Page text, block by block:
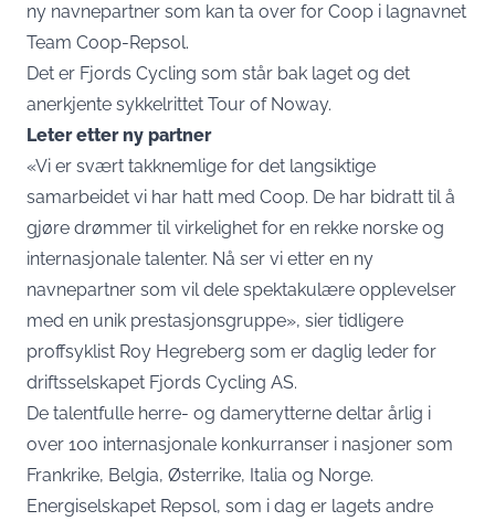
ny navnepartner som kan ta over for Coop i lagnavnet
Team Coop-Repsol.
Det er Fjords Cycling som står bak laget og det
anerkjente sykkelrittet Tour of Noway.
Leter etter ny partner
«Vi er svært takknemlige for det langsiktige
samarbeidet vi har hatt med Coop. De har bidratt til å
gjøre drømmer til virkelighet for en rekke norske og
internasjonale talenter. Nå ser vi etter en ny
navnepartner som vil dele spektakulære opplevelser
med en unik prestasjonsgruppe», sier t​idligere
proffsyklist Roy Hegreberg som er daglig leder for
driftsselskapet Fjords Cycling AS.
De talentfulle herre- og damerytterne deltar årlig i
over 100 internasjonale konkurranser i nasjoner som
Frankrike, Belgia, Østerrike, Italia og Norge.
Energiselskapet Repsol, som i dag er lagets andre